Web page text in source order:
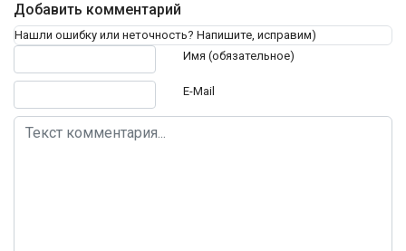
Добавить комментарий
Нашли ошибку или неточность? Напишите, исправим)
Имя (обязательное)
E-Mail